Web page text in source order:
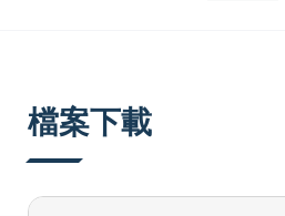
檔案下載